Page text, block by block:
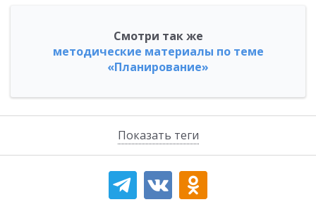
Показать теги
Смотри так же
методические материалы по теме
«Планирование»